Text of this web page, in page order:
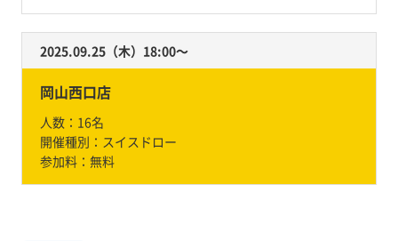
2025.09.25（木）18:00〜
岡山西口店
人数： 16名
開催種別： スイスドロー
参加料： 無料